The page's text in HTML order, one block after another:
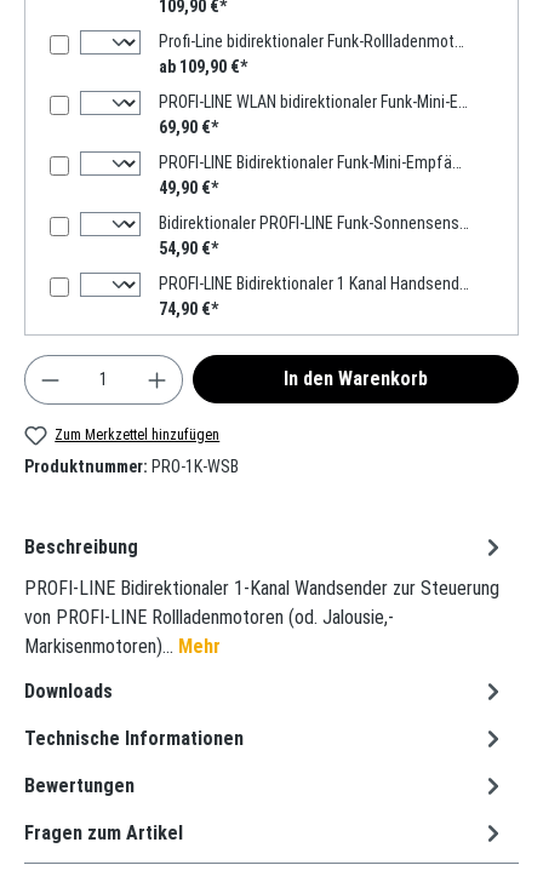
109,90 €*
ab 109,90 €*
69,90 €*
49,90 €*
54,90 €*
74,90 €*
Produkt Anzahl: Gib den gewünschten Wert ein
In den Warenkorb
Zum Merkzettel hinzufügen
Produktnummer: PRO-1K-WSB
Beschreibung
PROFI-LINE Bidirektionaler 1-Kanal Wandsender zur Steuerung
von PROFI-LINE Rollladenmotoren (od. Jalousie,-
Markisenmotoren)… Mehr
Downloads
Technische Informationen
Bewertungen
Fragen zum Artikel